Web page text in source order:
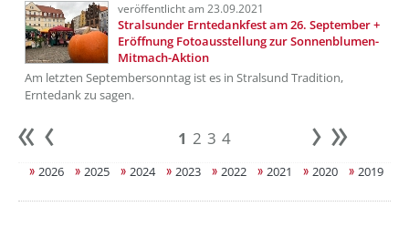
veröffentlicht am 23.09.2021
Stralsunder Erntedankfest am 26. September +
Eröffnung Fotoausstellung zur Sonnenblumen-
Mitmach-Aktion
Am letzten Septembersonntag ist es in Stralsund Tradition,
Erntedank zu sagen.
Anfang 1 2 3 4 weiter
2026 2025 2024 2023 2022 2021 2020 2019